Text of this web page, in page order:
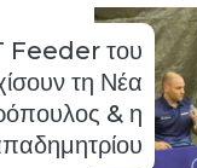
Feeder του
τη Νέα
& η